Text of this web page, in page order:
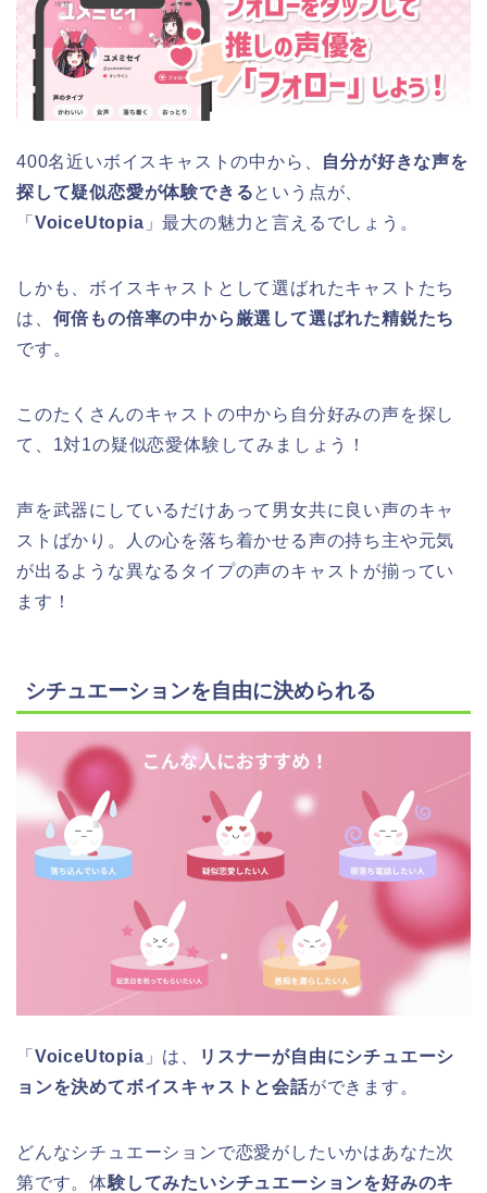
400名近いボイスキャストの中から、 自分が好きな声を
探して疑似恋愛が体験できるという点が、
「 VoiceUtopia 」最大の魅力と言えるでしょう。
しかも、ボイスキャストとして選ばれたキャストたち
は、 何倍もの倍率の中から厳選して選ばれた精鋭たち
です。
このたくさんのキャストの中から自分好みの声を探し
て、1対1の疑似恋愛体験してみましょう！
声を武器にしているだけあって男女共に良い声のキャ
ストばかり。人の心を落ち着かせる声の持ち主や元気
が出るような異なるタイプの声のキャストが揃ってい
ます！
シチュエーションを自由に決められる
「 VoiceUtopia 」は、
リスナーが自由にシチュエーシ
ョンを決めてボイスキャストと会話ができます。
どんなシチュエーションで恋愛がしたいかはあなた次
第です。体験してみたいシチュエーションを好みのキ